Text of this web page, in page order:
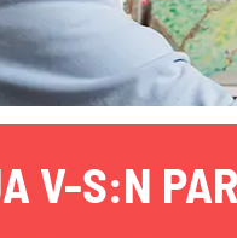
V-S:N